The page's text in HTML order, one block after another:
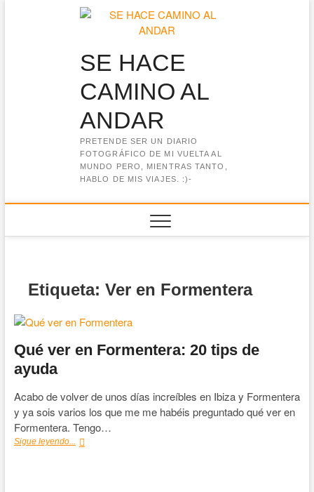
SE HACE
CAMINO AL
ANDAR
PRETENDE SER UN DIARIO
FOTOGRÁFICO DE MI VUELTA AL
MUNDO PERO, MIENTRAS TANTO,
HABLO DE MIS VIAJES. :)-
Etiqueta: Ver en Formentera
Qué ver en Formentera: 20 tips de
ayuda
Acabo de volver de unos días increíbles en Ibiza y Formentera
y ya sois varios los que me me habéis preguntado qué ver en
Formentera. Tengo…
Sigue leyendo... Qué